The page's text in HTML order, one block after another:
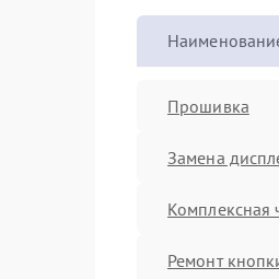
Прошивка
Замена
Комплексная
Ремонт